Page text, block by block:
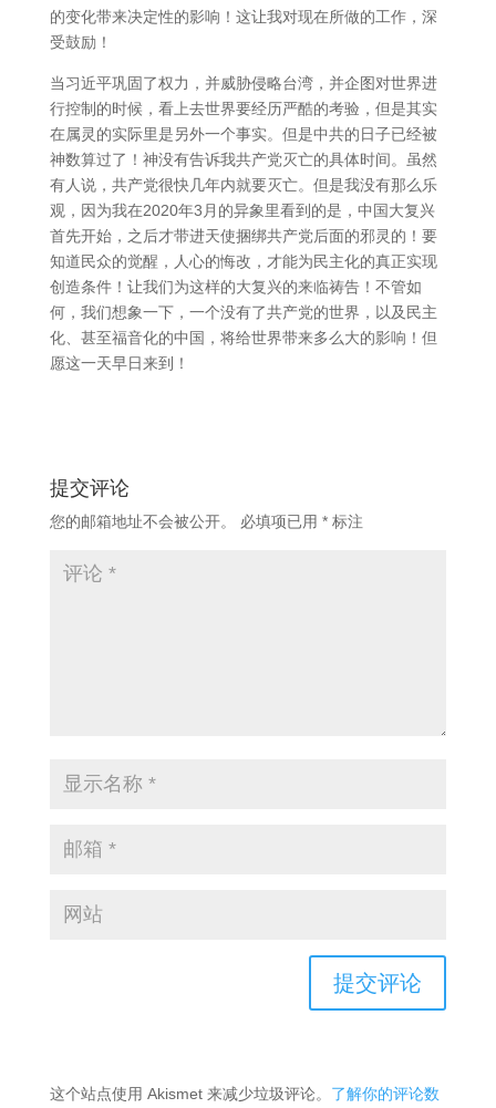
的变化带来决定性的影响！这让我对现在所做的工作，深
受鼓励！
当习近平巩固了权力，并威胁侵略台湾，并企图对世界进
行控制的时候，看上去世界要经历严酷的考验，但是其实
在属灵的实际里是另外一个事实。但是中共的日子已经被
神数算过了！神没有告诉我共产党灭亡的具体时间。虽然
有人说，共产党很快几年内就要灭亡。但是我没有那么乐
观，因为我在2020年3月的异象里看到的是，中国大复兴
首先开始，之后才带进天使捆绑共产党后面的邪灵的！要
知道民众的觉醒，人心的悔改，才能为民主化的真正实现
创造条件！让我们为这样的大复兴的来临祷告！不管如
何，我们想象一下，一个没有了共产党的世界，以及民主
化、甚至福音化的中国，将给世界带来多么大的影响！但
愿这一天早日来到！
提交评论
您的邮箱地址不会被公开。 必填项已用 *标注
这个站点使用 Akismet 来减少垃圾评论。 了解你的评论数